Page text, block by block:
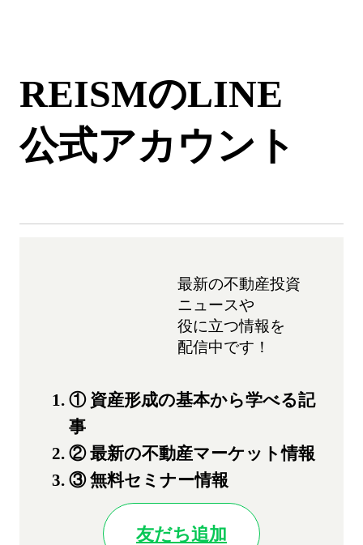
REISMのLINE
公式アカウント
最新の不動産投資
ニュースや
役に立つ情報を
配信中です！
① 資産形成の基本から学べる記
事
② 最新の不動産マーケット情報
③ 無料セミナー情報
友だち追加